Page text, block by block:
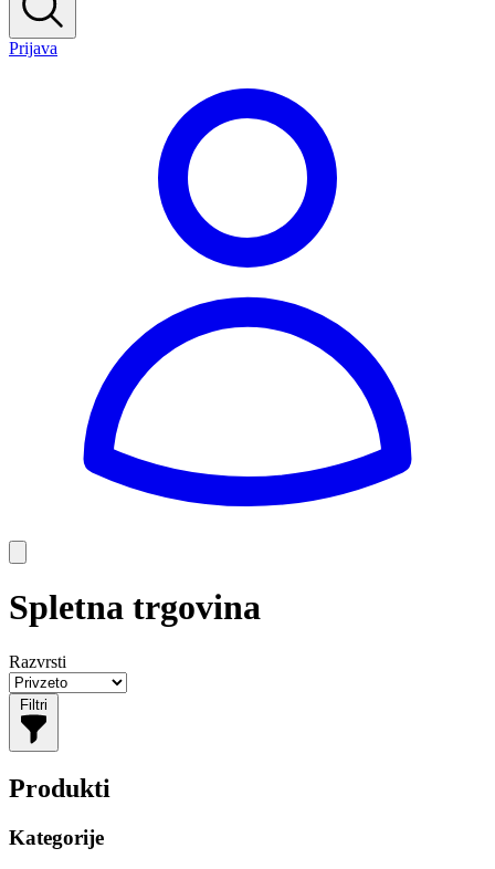
Prijava
Spletna trgovina
Razvrsti
Filtri
Produkti
Kategorije